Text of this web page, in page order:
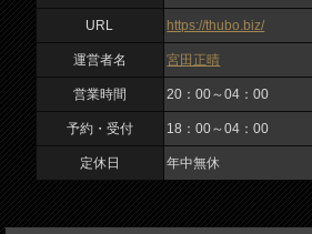
定休日
年中無休
URL https://thubo.biz/
運営者名 宮田正晴
営業時間 20：00～04：00
予約・受付 18：00～04：00
定休日 年中無休